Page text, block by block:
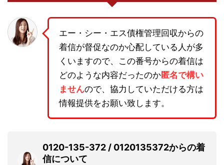
エー・シー・エス債権管理回収からの
着信が督促なのか心配している人が多
くいますので、この番号からの着信は
どのような内容だったのか匿名で構い
ませんので、協力していただける方は
情報提供をお願い致します。
0120-135-372 / 0120135372からの着
信について